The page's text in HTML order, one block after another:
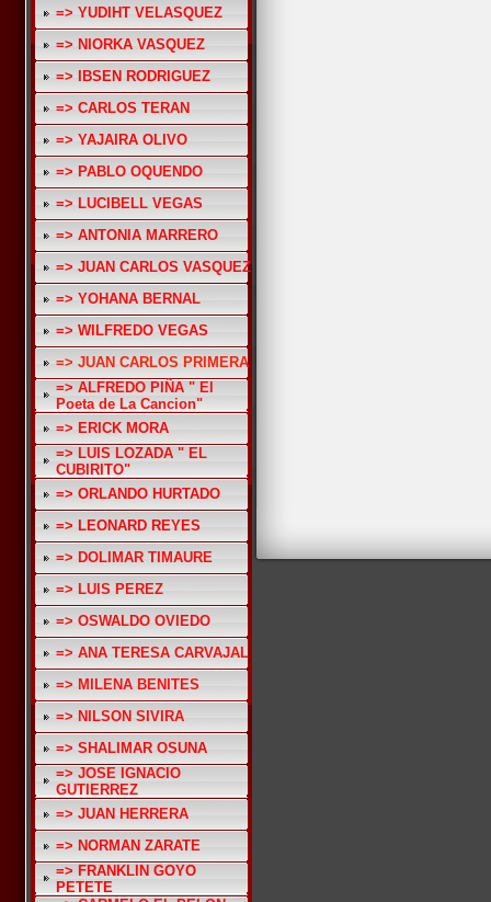
=> YUDIHT VELASQUEZ
=> NIORKA VASQUEZ
=> IBSEN RODRIGUEZ
=> CARLOS TERAN
=> YAJAIRA OLIVO
=> PABLO OQUENDO
=> LUCIBELL VEGAS
=> ANTONIA MARRERO
=> JUAN CARLOS VASQUEZ
=> YOHANA BERNAL
=> WILFREDO VEGAS
=> JUAN CARLOS PRIMERA
=> ALFREDO PIÑA " El
Poeta de La Cancion"
=> ERICK MORA
=> LUIS LOZADA " EL
CUBIRITO"
=> ORLANDO HURTADO
=> LEONARD REYES
=> DOLIMAR TIMAURE
=> LUIS PEREZ
=> OSWALDO OVIEDO
=> ANA TERESA CARVAJAL
=> MILENA BENITES
=> NILSON SIVIRA
=> SHALIMAR OSUNA
=> JOSE IGNACIO
GUTIERREZ
=> JUAN HERRERA
=> NORMAN ZARATE
=> FRANKLIN GOYO
PETETE